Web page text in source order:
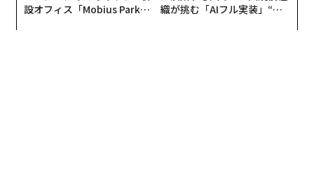
設オフィス「Mobius Park」
織が挑む「AIフル実装」“使